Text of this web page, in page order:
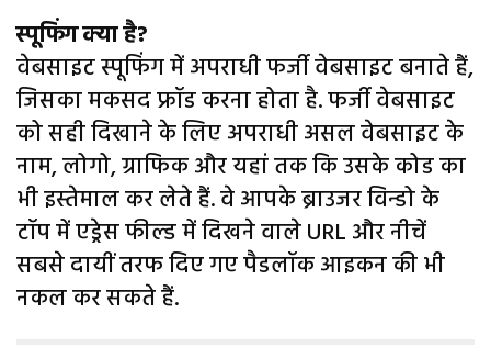
स्पूफिंग क्या है?
वेबसाइट स्पूफिंग में अपराधी फर्जी वेबसाइट बनाते हैं,
जिसका मकसद फ्रॉड करना होता है. फर्जी वेबसाइट
को सही दिखाने के लिए अपराधी असल वेबसाइट के
नाम, लोगो, ग्राफिक और यहां तक कि उसके कोड का
भी इस्तेमाल कर लेते हैं. वे आपके ब्राउजर विन्डो के
टॉप में एड्रेस फील्ड में दिखने वाले URL और नीचें
सबसे दायीं तरफ दिए गए पैडलॉक आइकन की भी
नकल कर सकते हैं.